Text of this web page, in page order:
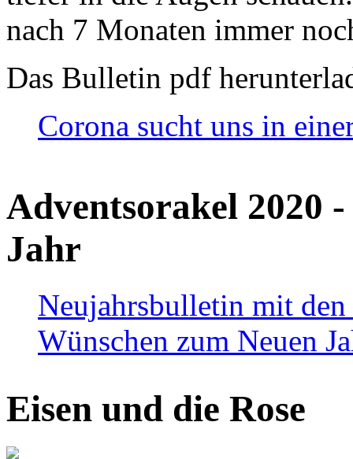
nach 7 Monaten immer
Das Bulletin pdf
Corona sucht uns in
Adventsorakel 2020
Jahr
Neujahrsbulletin mit den
Wünschen zum Neuen
Eisen und die Rose